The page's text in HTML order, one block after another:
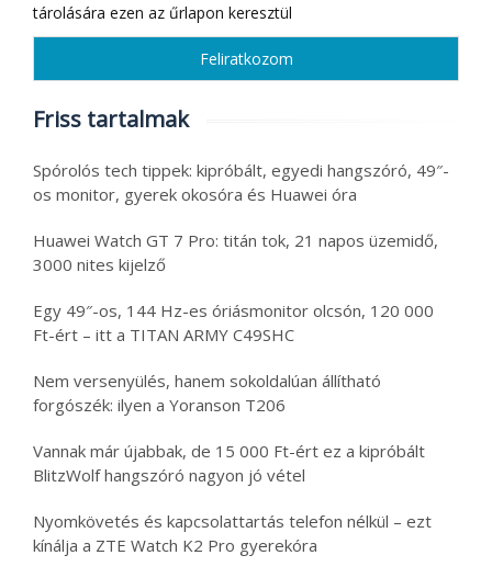
tárolására ezen az űrlapon keresztül
Friss tartalmak
Spórolós tech tippek: kipróbált, egyedi hangszóró, 49″-
os monitor, gyerek okosóra és Huawei óra
Huawei Watch GT 7 Pro: titán tok, 21 napos üzemidő,
3000 nites kijelző
Egy 49″-os, 144 Hz-es óriásmonitor olcsón, 120 000
Ft-ért – itt a TITAN ARMY C49SHC
Nem versenyülés, hanem sokoldalúan állítható
forgószék: ilyen a Yoranson T206
Vannak már újabbak, de 15 000 Ft-ért ez a kipróbált
BlitzWolf hangszóró nagyon jó vétel
Nyomkövetés és kapcsolattartás telefon nélkül – ezt
kínálja a ZTE Watch K2 Pro gyerekóra